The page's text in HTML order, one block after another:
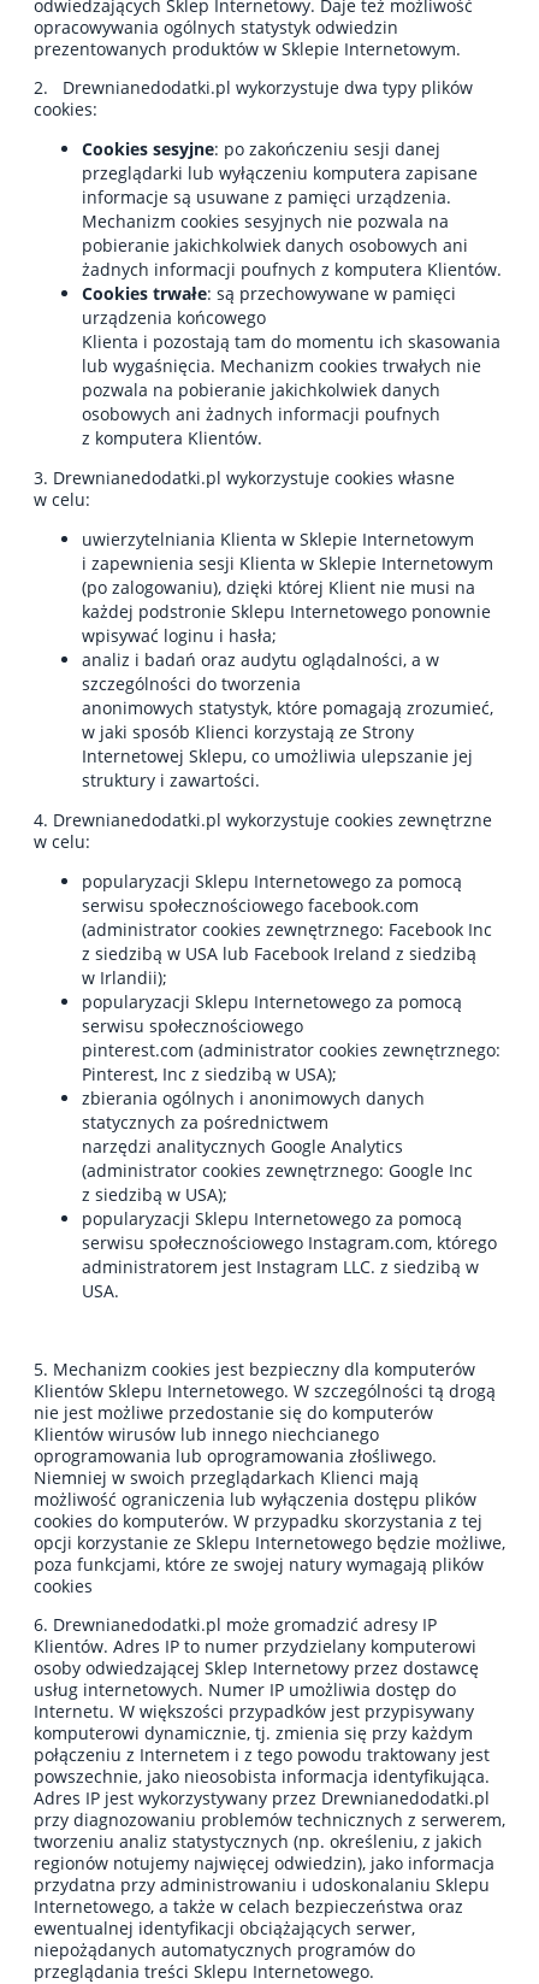
odwiedzających Sklep Internetowy. Daje też możliwość
opracowywania ogólnych statystyk odwiedzin
prezentowanych produktów w Sklepie Internetowym.
2. Drewnianedodatki.pl wykorzystuje dwa typy plików
cookies:
Cookies sesyjne: po zakończeniu sesji danej
przeglądarki lub wyłączeniu komputera zapisane
informacje są usuwane z pamięci urządzenia.
Mechanizm cookies sesyjnych nie pozwala na
pobieranie jakichkolwiek danych osobowych ani
żadnych informacji poufnych z komputera Klientów.
Cookies trwałe: są przechowywane w pamięci
urządzenia końcowego
Klienta i pozostają tam do momentu ich skasowania
lub wygaśnięcia. Mechanizm cookies trwałych nie
pozwala na pobieranie jakichkolwiek danych
osobowych ani żadnych informacji poufnych
z komputera Klientów.
3. Drewnianedodatki.pl wykorzystuje cookies własne
w celu:
uwierzytelniania Klienta w Sklepie Internetowym
i zapewnienia sesji Klienta w Sklepie Internetowym
(po zalogowaniu), dzięki której Klient nie musi na
każdej podstronie Sklepu Internetowego ponownie
wpisywać loginu i hasła;
analiz i badań oraz audytu oglądalności, a w
szczególności do tworzenia
anonimowych statystyk, które pomagają zrozumieć,
w jaki sposób Klienci korzystają ze Strony
Internetowej Sklepu, co umożliwia ulepszanie jej
struktury i zawartości.
4. Drewnianedodatki.pl wykorzystuje cookies zewnętrzne
w celu:
popularyzacji Sklepu Internetowego za pomocą
serwisu społecznościowego facebook.com
(administrator cookies zewnętrznego: Facebook Inc
z siedzibą w USA lub Facebook Ireland z siedzibą
w Irlandii);
popularyzacji Sklepu Internetowego za pomocą
serwisu społecznościowego
pinterest.com (administrator cookies zewnętrznego:
Pinterest, Inc z siedzibą w USA);
zbierania ogólnych i anonimowych danych
statycznych za pośrednictwem
narzędzi analitycznych Google Analytics
(administrator cookies zewnętrznego: Google Inc
z siedzibą w USA);
popularyzacji Sklepu Internetowego za pomocą
serwisu społecznościowego Instagram.com, którego
administratorem jest Instagram LLC. z siedzibą w
USA.
5. Mechanizm cookies jest bezpieczny dla komputerów
Klientów Sklepu Internetowego. W szczególności tą drogą
nie jest możliwe przedostanie się do komputerów
Klientów wirusów lub innego niechcianego
oprogramowania lub oprogramowania złośliwego.
Niemniej w swoich przeglądarkach Klienci mają
możliwość ograniczenia lub wyłączenia dostępu plików
cookies do komputerów. W przypadku skorzystania z tej
opcji korzystanie ze Sklepu Internetowego będzie możliwe,
poza funkcjami, które ze swojej natury wymagają plików
cookies
6. Drewnianedodatki.pl może gromadzić adresy IP
Klientów. Adres IP to numer przydzielany komputerowi
osoby odwiedzającej Sklep Internetowy przez dostawcę
usług internetowych. Numer IP umożliwia dostęp do
Internetu. W większości przypadków jest przypisywany
komputerowi dynamicznie, tj. zmienia się przy każdym
połączeniu z Internetem i z tego powodu traktowany jest
powszechnie, jako nieosobista informacja identyfikująca.
Adres IP jest wykorzystywany przez Drewnianedodatki.pl
przy diagnozowaniu problemów technicznych z serwerem,
tworzeniu analiz statystycznych (np. określeniu, z jakich
regionów notujemy najwięcej odwiedzin), jako informacja
przydatna przy administrowaniu i udoskonalaniu Sklepu
Internetowego, a także w celach bezpieczeństwa oraz
ewentualnej identyfikacji obciążających serwer,
niepożądanych automatycznych programów do
przeglądania treści Sklepu Internetowego.